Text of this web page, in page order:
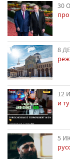
30
8
12
и
5